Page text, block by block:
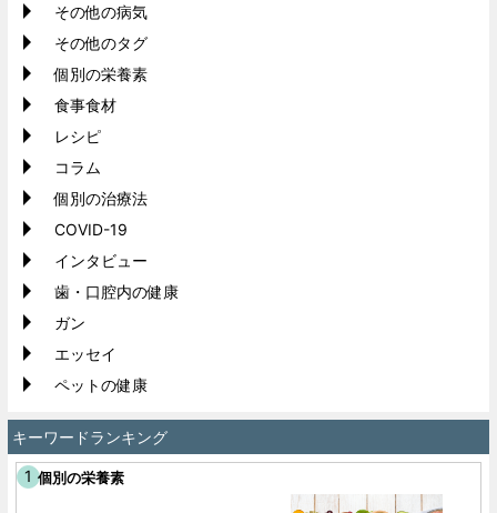
その他の病気
その他のタグ
個別の栄養素
食事食材
レシピ
コラム
個別の治療法
COVID-19
インタビュー
歯・口腔内の健康
ガン
エッセイ
ペットの健康
キーワードランキング
個別の栄養素